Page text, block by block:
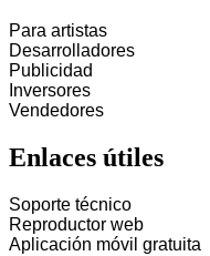
Para artistas
Desarrolladores
Publicidad
Inversores
Vendedores
Enlaces útiles
Soporte técnico
Reproductor web
Aplicación móvil gratuita